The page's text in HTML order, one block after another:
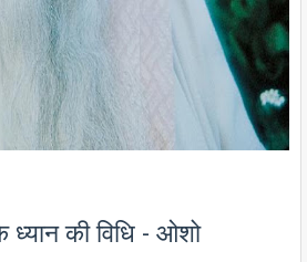
ध्यान की विधि - ओशो